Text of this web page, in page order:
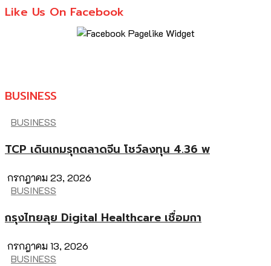
Like Us On Facebook
BUSINESS
BUSINESS
TCP เดินเกมรุกตลาดจีน โชว์ลงทุน 4.36 พ
กรกฎาคม 23, 2026
BUSINESS
กรุงไทยลุย Digital Healthcare เชื่อมกา
กรกฎาคม 13, 2026
BUSINESS